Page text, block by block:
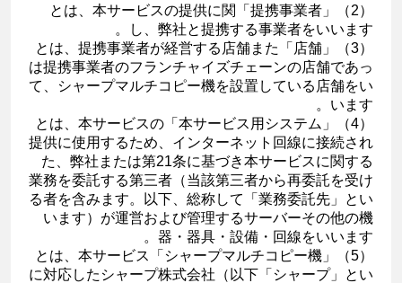
（2）「提携事業者」とは、本サービスの提供に関
し、弊社と提携する事業者をいいます。
（3）「店舗」とは、提携事業者が経営する店舗また
は提携事業者のフランチャイズチェーンの店舗であっ
て、シャープマルチコピー機を設置している店舗をい
います。
（4）「本サービス用システム」とは、本サービスの
提供に使用するため、インターネット回線に接続され
た、弊社または第21条に基づき本サービスに関する
業務を委託する第三者（当該第三者から再委託を受け
る者を含みます。以下、総称して「業務委託先」とい
います）が運営および管理するサーバーその他の機
器・器具・設備・回線をいいます。
（5）「シャープマルチコピー機」とは、本サービス
に対応したシャープ株式会社（以下「シャープ」とい